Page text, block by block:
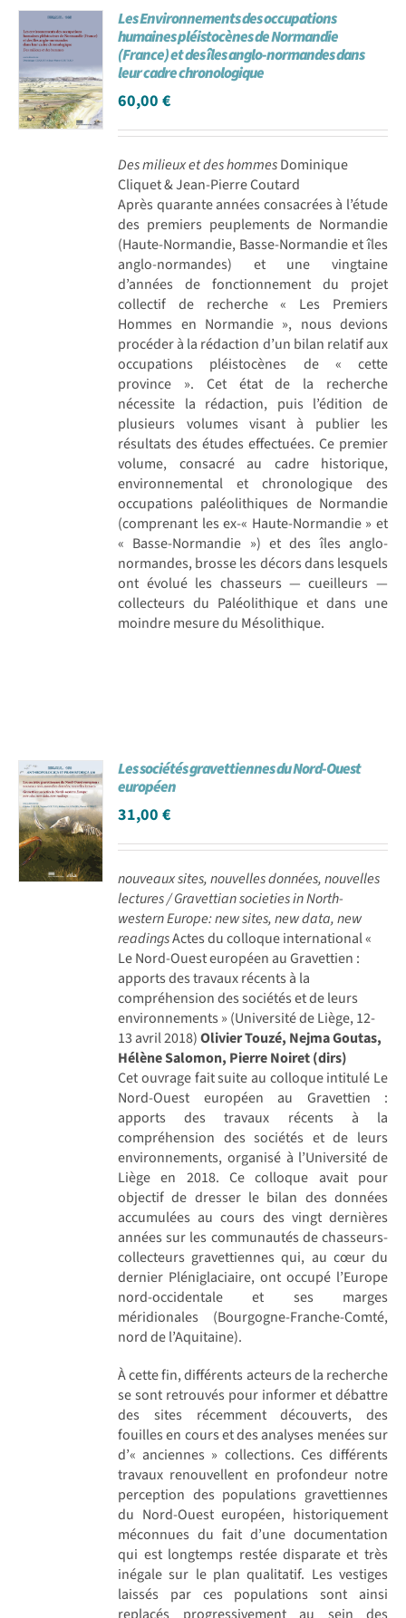
Achat en ligne
Panier WooCommerce
Les Environnements des occupations
humaines pléistocènes de Normandie
(France) et des îles anglo-normandes dans
leur cadre chronologique
60,00€
Des milieux et des hommesDominique
Cliquet & Jean-Pierre Coutard
Après quarante années consacrées à l’étude
des premiers peuplements de Normandie
(Haute-Normandie, Basse-Normandie et îles
anglo-normandes) et une vingtaine
d’années de fonctionnement du projet
collectif de recherche « Les Premiers
Hommes en Normandie », nous devions
procéder à la rédaction d’un bilan relatif aux
occupations pléistocènes de « cette
province ». Cet état de la recherche
nécessite la rédaction, puis l’édition de
plusieurs volumes visant à publier les
résultats des études effectuées. Ce premier
volume, consacré au cadre historique,
environnemental et chronologique des
occupations paléolithiques de Normandie
(comprenant les ex-« Haute-Normandie » et
« Basse-Normandie ») et des îles anglo-
normandes, brosse les décors dans lesquels
ont évolué les chasseurs — cueilleurs —
collecteurs du Paléolithique et dans une
moindre mesure du Mésolithique.
Les sociétés gravettiennes du Nord-Ouest
européen
31,00€
nouveaux sites, nouvelles données, nouvelles
lectures /Gravettian societies in North-
western Europe: new sites, new data, new
readingsActes du colloque international «
Le Nord-Ouest européen au Gravettien :
apports des travaux récents à la
compréhension des sociétés et de leurs
environnements » (Université de Liège, 12-
13 avril 2018)Olivier Touzé, Nejma Goutas,
Hélène Salomon, Pierre Noiret (dirs)
Cet ouvrage fait suite au colloque intitulé Le
Nord-Ouest européen au Gravettien :
apports des travaux récents à la
compréhension des sociétés et de leurs
environnements, organisé à l’Université de
Liège en 2018. Ce colloque avait pour
objectif de dresser le bilan des données
accumulées au cours des vingt dernières
années sur les communautés de chasseurs-
collecteurs gravettiennes qui, au cœur du
dernier Pléniglaciaire, ont occupé l’Europe
nord-occidentale et ses marges
méridionales (Bourgogne-Franche-Comté,
nord de l’Aquitaine).
À cette fin, différents acteurs de la recherche
se sont retrouvés pour informer et débattre
des sites récemment découverts, des
fouilles en cours et des analyses menées sur
d’« anciennes » collections. Ces différents
travaux renouvellent en profondeur notre
perception des populations gravettiennes
du Nord-Ouest européen, historiquement
méconnues du fait d’une documentation
qui est longtemps restée disparate et très
inégale sur le plan qualitatif. Les vestiges
laissés par ces populations sont ainsi